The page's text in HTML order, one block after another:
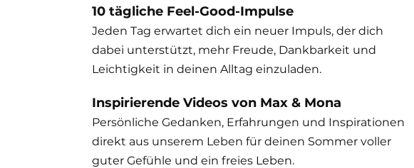
10 tägliche Feel-Good-Impulse
Jeden Tag erwartet dich ein neuer Impuls, der dich
dabei unterstützt, mehr Freude, Dankbarkeit und
Leichtigkeit in deinen Alltag einzuladen.
Inspirierende Videos von Max & Mona
Persönliche Gedanken, Erfahrungen und Inspirationen
direkt aus unserem Leben für deinen Sommer voller
guter Gefühle und ein freies Leben.